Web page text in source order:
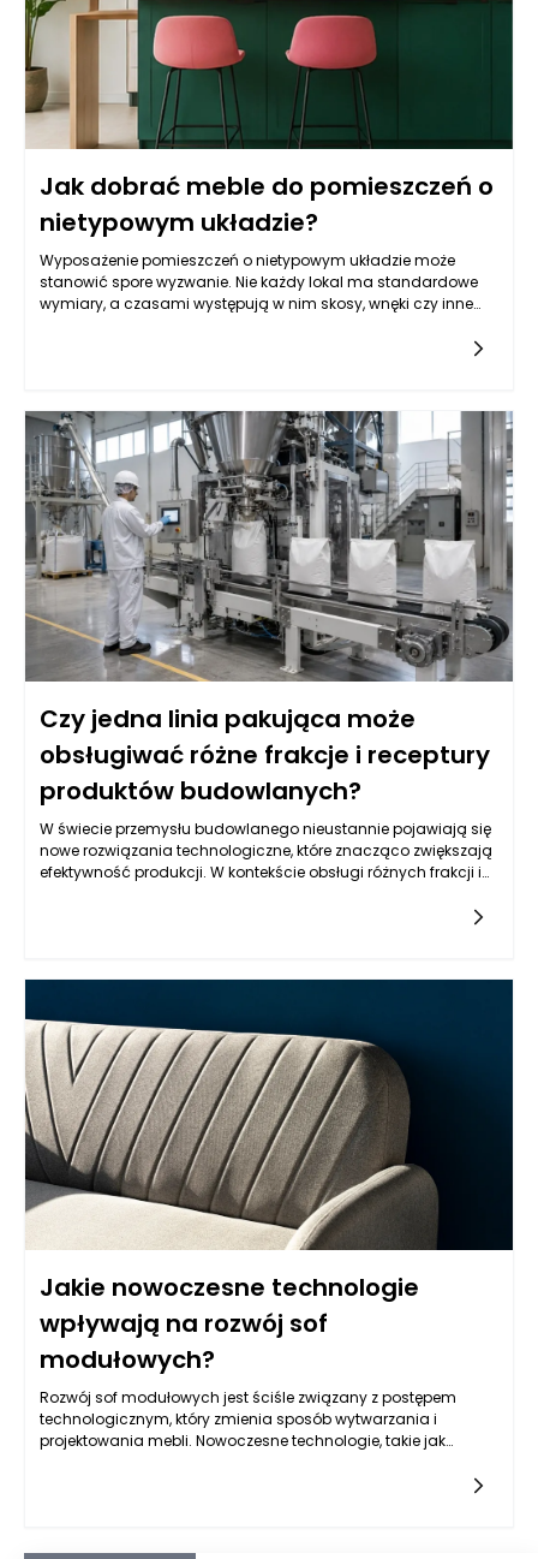
Jak dobrać meble do pomieszczeń o
nietypowym układzie?
Wyposażenie pomieszczeń o nietypowym układzie może
stanowić spore wyzwanie. Nie każdy lokal ma standardowe
wymiary, a czasami występują w nim skosy, wnęki czy inne
tym artykule przyjrzymy się najważniejszym aspektom
związanym z wyborem mebli w nietypowych wnętrzach, a
także podpowiemy, jak zaaranżować przestrzeń, by była
funkcjonalna, estetyczna i zgodna z naszym stylem życia.
Czy jedna linia pakująca może
obsługiwać różne frakcje i receptury
produktów budowlanych?
W świecie przemysłu budowlanego nieustannie pojawiają się
nowe rozwiązania technologiczne, które znacząco zwiększają
efektywność produkcji. W kontekście obsługi różnych frakcji i
elastyczność linii pakującej. Wiele firm stara się dostosować
oznacza to, że jedna linia pakująca może być używana do
budowlanych, co niesie za sobą liczne korzyści, ale i
wyzwania. Zrozumienie tego, jak maszyny pakujące mogą
obsługiwać szereg produktów, stanowi istotny element
efektywności procesów produkcyjnych.
Jakie nowoczesne technologie
wpływają na rozwój sof
modułowych?
Rozwój sof modułowych jest ściśle związany z postępem
technologicznym, który zmienia sposób wytwarzania i
projektowania mebli. Nowoczesne technologie, takie jak
precyzyjniejsze cięcie i szycie materiałów, co zwiększa